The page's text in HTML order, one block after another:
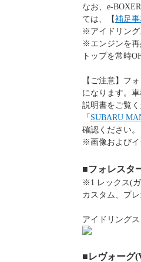
なお、e-
ては、【補足事
※アイドリング
※エンジンを再
トップを常時
【ご注意】フ
になります。
説明書をご覧く
「 SUBARU
確認ください。
※画像およびイ
■フォレスタ
※1 レックス(
カスタム、プ
アイドリング
■レヴォーグ